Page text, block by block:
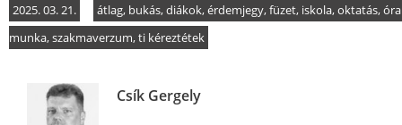
2025. 03. 21. átlag, bukás,diákok,érdemjegy,füzet, iskola,oktatás,
munka,szakmaverzum,ti kéreztétek
Csík Gergely